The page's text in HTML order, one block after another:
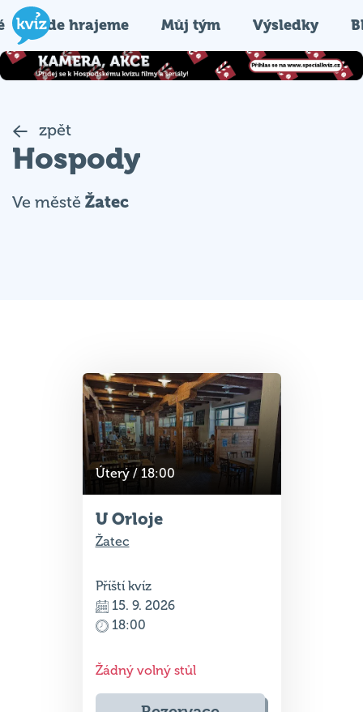
Kde hrajeme Můj tým Výsledky
zpět
Hospody
Ve městě Žatec
Úterý / 18:00
U Orloje
Žatec
Příští kvíz
15. 9. 2026
18:00
Žádný volný stůl